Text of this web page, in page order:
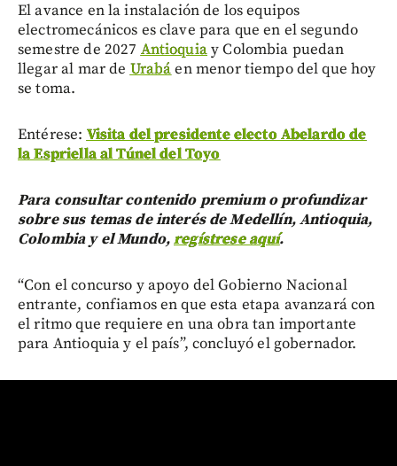
El avance en la instalación de los equipos
electromecánicos es clave para que en el segundo
semestre de 2027Antioquiay Colombia puedan
llegar al mar deUrabáen menor tiempo del que hoy
se toma.
Entérese:Visita del presidente electo Abelardo de
la Espriella al Túnel del Toyo
Para consultar contenido premium o profundizar
sobre sus temas de interés de Medellín, Antioquia,
Colombia y el Mundo,regístrese aquí.
“Con el concurso y apoyo del Gobierno Nacional
entrante, confiamos en que esta etapa avanzará con
el ritmo que requiere en una obra tan importante
para Antioquia y el país”, concluyó el gobernador.